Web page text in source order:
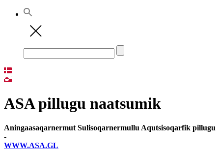
ASA pillugu naatsumik
Aningaasaqarnermut Sulisoqarnermullu Aqutsisoqarfik pillugu
-
WWW.ASA.GL